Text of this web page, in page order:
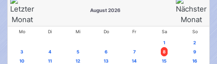
August 2026
Mo Di Mi Do Fr Sa So
1
2
3
4 5 6 7 8
9
10
11 12 13 14 15
16